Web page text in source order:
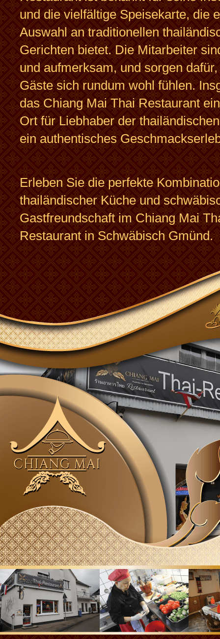
und die vielfältige Speisekarte, die
Auswahl an traditionellen
Gerichten bietet. Die Mitarbeiter
und aufmerksam, und sorgen
Gäste sich rundum wohl fühlen.
das Chiang Mai Thai Restaurant
Ort für Liebhaber der
ein authentisches
Erleben Sie die perfekte
thailändischer Küche und
Gastfreundschaft im Chiang Mai
Restaurant in Schwäbisch Gmünd.